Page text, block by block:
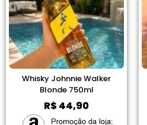
Whisky Johnnie Walker
Blonde 750ml
R$44,90